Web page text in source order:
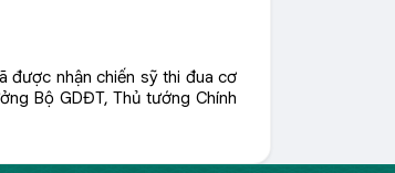
được nhận chiến sỹ thi đua cơ
Bộ GDĐT, Thủ tướng Chính